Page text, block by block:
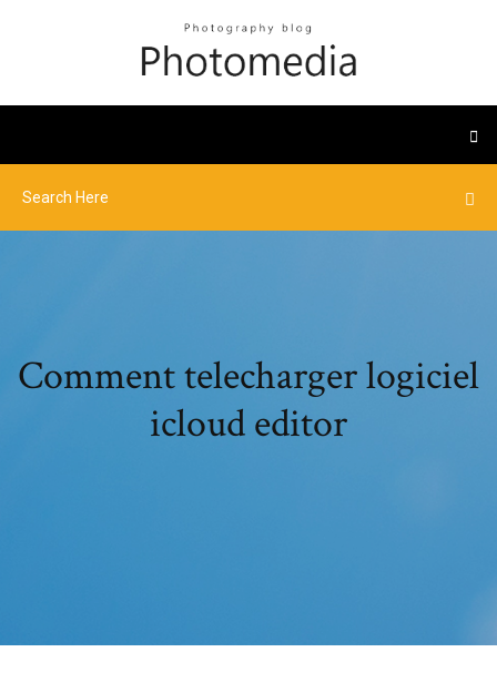
Comment telecharger logiciel
icloud editor